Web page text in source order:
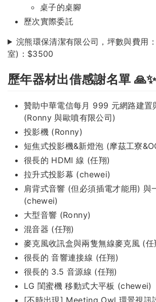
桌子的桌腳
歷次實際委託
浣熊環保清潔有限公司，坪數與費用
室)：$3500
歷年器材出借感謝名單
贊助中華電信每月 999 元網路建置
(Ronny 與歐噴有限公司)
投影機 (Ronny)
短焦式投影機&新燈泡 (摩茲工寮
很長的 HDMI 線 (任翔)
拉升式投影幕 (chewei)
肩背式音響 (但必須插電才能用) 與
(chewei)
大型音響 (Ronny)
混音器 (任翔)
麥克風收訊盒與兩隻無線麥克風 (任
很長的 音響連接線 (任翔)
很長的 3.5 音源線 (任翔)
LG 閨蜜機 移動式大平板 (chewei)